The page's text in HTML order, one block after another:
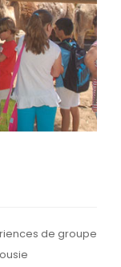
de groupe